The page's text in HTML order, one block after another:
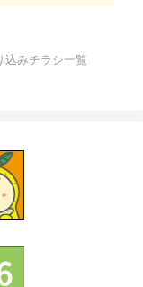
込みチラシ一覧